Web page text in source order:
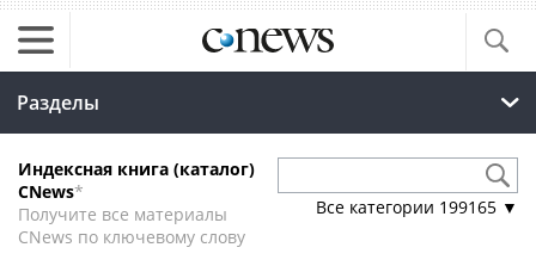
Разделы
Индексная книга (каталог)
CNews*
Получите все материалы
CNews по ключевому слову
Все категории 199165 ▼